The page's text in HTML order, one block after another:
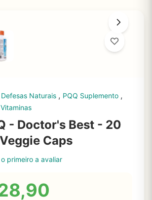
Defesas Naturais , PQQ Suplemento ,
- Doctor's Best - 20
Caps
o primeiro a avaliar